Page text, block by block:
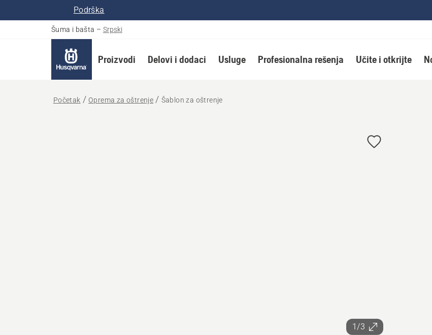
Podrška
Šuma i bašta – Srpski
Proizvodi Delovi i dodaci Usluge Profesionalna rešenja Učite i otkrijte
Početak Oprema za oštrenje Šablon za oštrenje
1/3